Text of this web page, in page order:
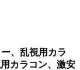
、乱視用カラ
カラコン、激安